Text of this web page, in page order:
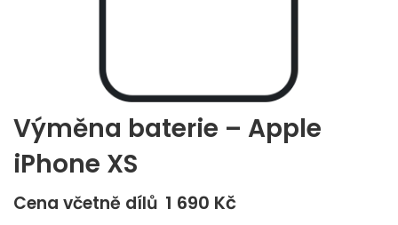
Výměna baterie – Apple
iPhone XS
Cena včetně dílů 1 690 Kč